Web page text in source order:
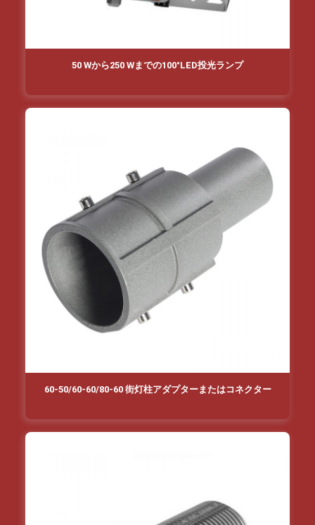
50 Wから250 Wまでの100°LED投光ランプ
60-50/60-60/80-60 街灯柱アダプターまたはコネクター